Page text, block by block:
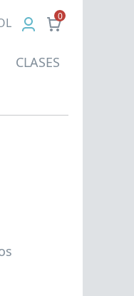
0
CLASES